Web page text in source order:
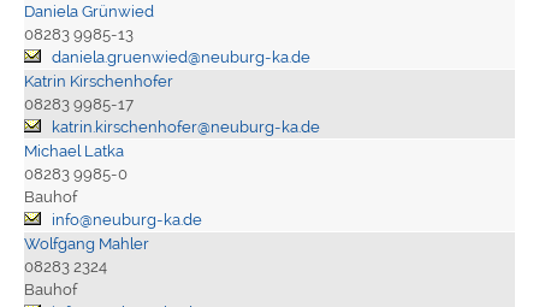
Daniela Grünwied
08283 9985-13
daniela.gruenwied@neuburg-ka.de
Katrin Kirschenhofer
08283 9985-17
katrin.kirschenhofer@neuburg-ka.de
Michael Latka
08283 9985-0
Bauhof
info@neuburg-ka.de
Wolfgang Mahler
08283 2324
Bauhof